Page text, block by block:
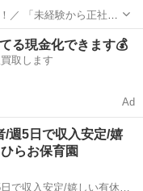
社員
の正社員求人をご紹介！ ...
る現金化できます💰
取します
Ad
/週5日で収入安定/嬉
らお保育園